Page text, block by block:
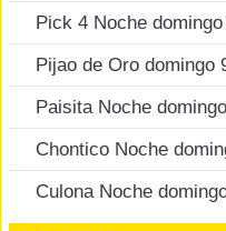
Pick 4 Noche
Pijao de Oro domingo
Paisita Noche
Chontico Noche
Culona Noche